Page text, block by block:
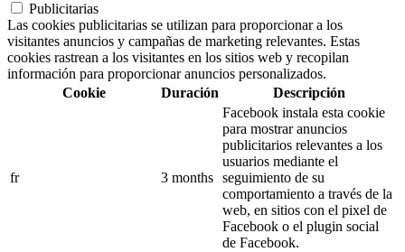
Publicitarias
Las cookies publicitarias se utilizan para proporcionar a los
visitantes anuncios y campañas de marketing relevantes. Estas
cookies rastrean a los visitantes en los sitios web y recopilan
información para proporcionar anuncios personalizados.
Cookie
Duración Descripción
fr 3 months
Facebook instala esta cookie
para mostrar anuncios
publicitarios relevantes a los
usuarios mediante el
seguimiento de su
comportamiento a través de la
web, en sitios con el pixel de
Facebook o el plugin social
de Facebook.